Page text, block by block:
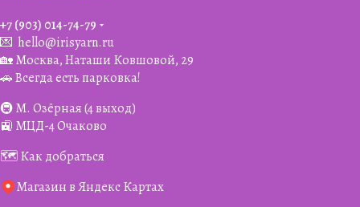
+7 (903) 014-74-79‬
💌 hello@irisyarn.ru
🏡 Москва, Наташи Ковшовой, 29
🚗 Всегда есть парковка!
🚇 М. Озёрная (4 выход)
🚉 МЦД-4 Очаково
🗺️ Как добраться
Магазин в Яндекс Картах